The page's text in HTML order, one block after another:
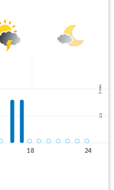
5 mm
2.5
18 24